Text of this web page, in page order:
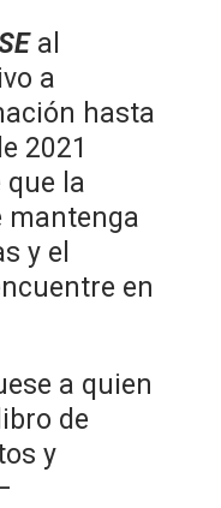
al
a
hasta
2021
que la
mantenga
y el
en
a quien
de
y